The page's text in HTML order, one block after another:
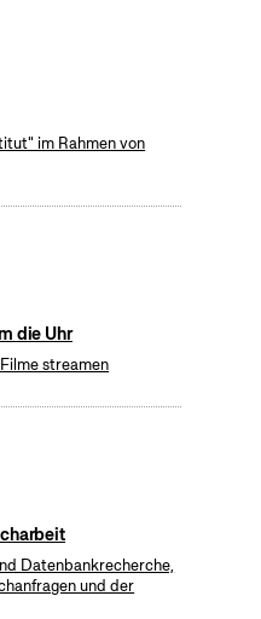
im Rahmen von
die Uhr
streamen
Datenbankrecherche,
und der